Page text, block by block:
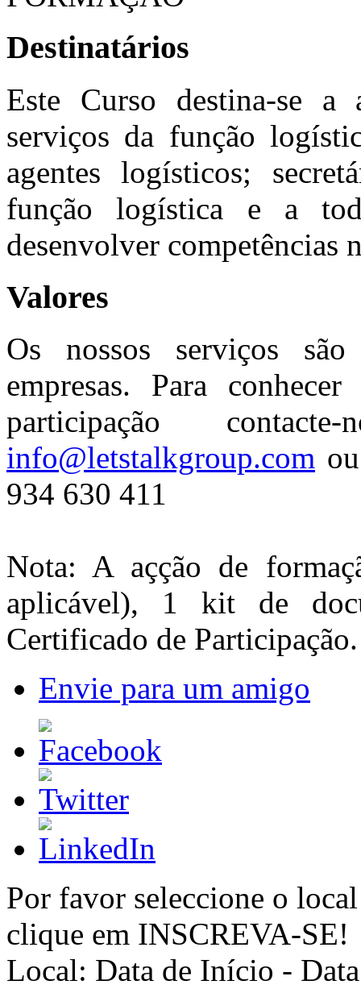
Destinatários
Este Curso destina-se a
serviços da função
agentes logísticos;
função logística e a
desenvolver competências
Valores
Os nossos serviços
empresas. Para
participação
info@letstalkgroup.com
934 630 411
Nota: A açção de
aplicável), 1 kit de
Certificado de Participação.
Envie para um amigo
Por favor seleccione o
clique em INSCREVA-SE!
Local: Data de Início -